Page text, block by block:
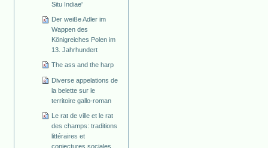
Situ Indiae'
Der weiße Adler im
Wappen des
Königreiches Polen im
13. Jahrhundert
The ass and the harp
Diverse appelations de
la belette sur le
territoire gallo-roman
Le rat de ville et le rat
des champs: traditions
littéraires et
conjectures sociales